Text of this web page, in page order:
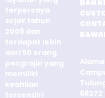
terpercaya
sejak tahun
2009 dan
terdapat lebih
dari 50 orang
pengrajin yang
memiliki
keahlian
tersendiri
DAN
66272